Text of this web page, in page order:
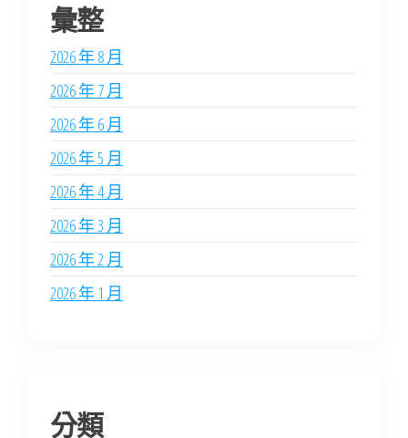
彙整
2026 年 8 月
2026 年 7 月
2026 年 6 月
2026 年 5 月
2026 年 4 月
2026 年 3 月
2026 年 2 月
2026 年 1 月
分類